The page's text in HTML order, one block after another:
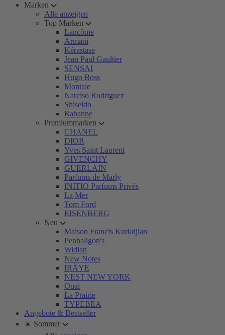
Marken
Alle anzeigen
Top Marken
Lancôme
Armani
Kérastase
Jean Paul Gaultier
SENSAI
Hugo Boss
Montale
Narciso Rodriguez
Shiseido
Rabanne
Premiummarken
CHANEL
DIOR
Yves Saint Laurent
GIVENCHY
GUERLAIN
Parfums de Marly
INITIO Parfums Privés
La Mer
Tom Ford
EISENBERG
Neu
Maison Francis Kurkdjian
Penhaligon's
Widian
New Notes
IRÄYE
NEST NEW YORK
Ouai
La Prairie
TYPEBEA
Angebote & Bestseller
☀️ Sommer